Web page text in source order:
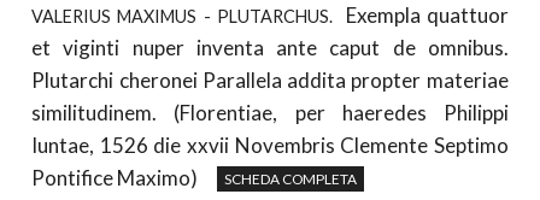
VALERIUS MAXIMUS - PLUTARCHUS.
Exempla quattuor
et viginti nuper inventa ante caput de omnibus.
Plutarchi cheronei Parallela addita propter materiae
similitudinem. (Florentiae, per haeredes Philippi
Iuntae, 1526 die xxvii Novembris Clemente Septimo
Pontifice Maximo)
SCHEDA COMPLETA